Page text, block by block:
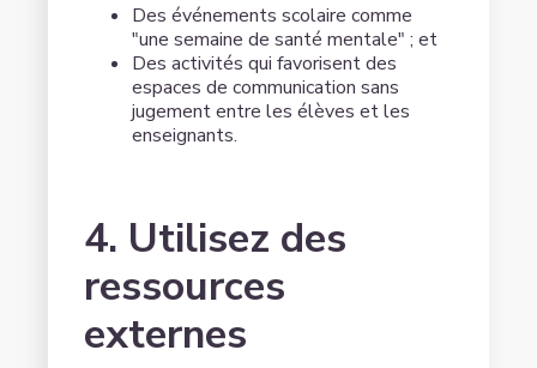
Des événements scolaire comme
"une semaine de santé mentale" ; et
Des activités qui favorisent des
espaces de communication sans
jugement entre les élèves et les
enseignants.
4. Utilisez des
ressources
externes